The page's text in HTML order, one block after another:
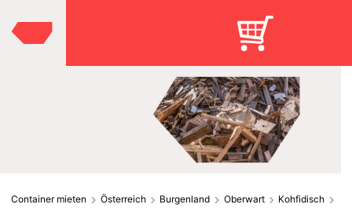
Container mieten Österreich Burgenland Oberwart
Kohfidisch